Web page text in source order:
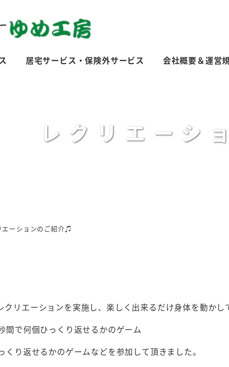
居宅サービス・保険外サービス 会社概要＆運営
レクリエーシ
エーションのご紹介♫
クリエーションを実施し、楽しく出来るだけ身体を動か
間で何個ひっくり返せるかのゲーム
り返せるかのゲームなどを参加して頂きました。